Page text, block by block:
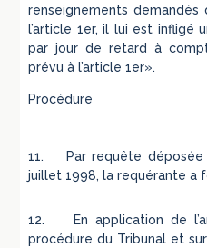
renseignements demandés
l’article 1er, il lui est infligé
par jour de retard à
prévu à l’article 1er».
Procédure
11. Par requête déposée
juillet 1998, la requérante a
12. En application de
procédure du Tribunal et